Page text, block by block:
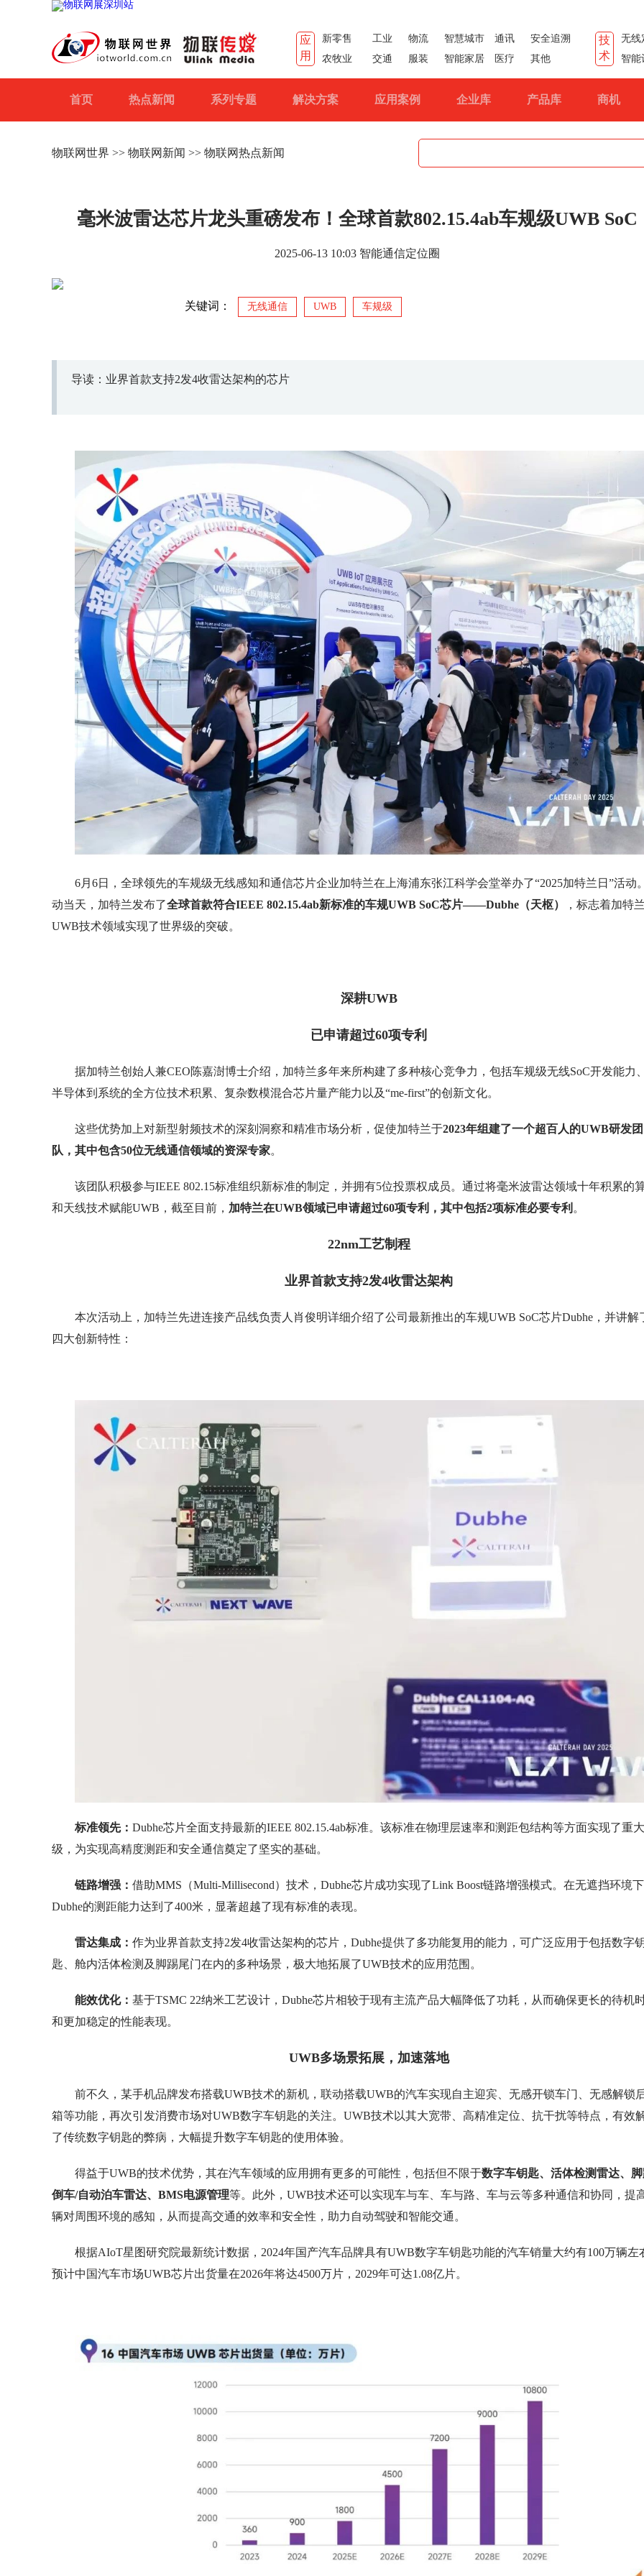
应
用
新零售 工业 物流 智慧城市 通讯
安全追溯
农牧业
交通 服装 智能家居 医疗 其他
技
术
无线
智能
首页 热点新闻 系列专题 解决方案 应用案例 企业库 产品库 商机
物联网世界 >> 物联网新闻 >> 物联网热点新闻
毫米波雷达芯片龙头重磅发布！全球首款802.15.4ab车规级UWB SoC
2025-06-13 10:03 智能通信定位圈
关键词： 无线通信 UWB 车规级
导读：业界首款支持2发4收雷达架构的芯片
6月6日，全球领先的车规级无线感知和通信芯片企业加特兰在上海浦东张江科学会堂举办了“2025加特兰日”活动
动当天，加特兰发布了全球首款符合IEEE 802.15.4ab新标准的车规UWB SoC芯片——Dubhe（天枢）
，标志着加特
UWB技术领域实现了世界级的突破。
深耕UWB
已申请超过60项专利
据加特兰创始人兼CEO陈嘉澍博士介绍，加特兰多年来所构建了多种核心竞争力，包括车规级无线SoC开发能力
半导体到系统的全方位技术积累、复杂数模混合芯片量产能力以及“me-first”的创新文化。
这些优势加上对新型射频技术的深刻洞察和精准市场分析，促使加特兰于2023年组建了一个超百人的UWB研发团
队，其中包含50位无线通信领域的资深专家。
该团队积极参与IEEE 802.15标准组织新标准的制定，并拥有5位投票权成员。通过将毫米波雷达领域十年积累的
和天线技术赋能UWB，截至目前， 加特兰在UWB领域已申请超过60项专利，其中包括2项标准必要专利 。
22nm工艺制程
业界首款支持2发4收雷达架构
本次活动上，加特兰先进连接产品线负责人肖俊明详细介绍了公司最新推出的车规UWB SoC芯片Dubhe，并讲解
四大创新特性：
标准领先： Dubhe芯片全面支持最新的IEEE 802.15.4ab标准。该标准在物理层速率和测距包结构等方面实现了重
级，为实现高精度测距和安全通信奠定了坚实的基础。
链路增强： 借助MMS（Multi-Millisecond）技术，Dubhe芯片成功实现了Link Boost链路增强模式。在无遮挡环境
Dubhe的测距能力达到了400米，显著超越了现有标准的表现。
雷达集成： 作为业界首款支持2发4收雷达架构的芯片，Dubhe提供了多功能复用的能力，可广泛应用于包括数字
匙、舱内活体检测及脚踢尾门在内的多种场景，极大地拓展了UWB技术的应用范围。
能效优化： 基于TSMC 22纳米工艺设计，Dubhe芯片相较于现有主流产品大幅降低了功耗，从而确保更长的待机
和更加稳定的性能表现。
UWB多场景拓展，加速落地
前不久，某手机品牌发布搭载UWB技术的新机，联动搭载UWB的汽车实现自主迎宾、无感开锁车门、无感解锁
箱等功能，再次引发消费市场对UWB数字车钥匙的关注。UWB技术以其大宽带、高精准定位、抗干扰等特点，有效
了传统数字钥匙的弊病，大幅提升数字车钥匙的使用体验。
得益于UWB的技术优势，其在汽车领域的应用拥有更多的可能性，包括但不限于数字车钥匙、活体检测雷达、
倒车/自动泊车雷达、BMS电源管理等。此外，UWB技术还可以实现车与车、车与路、车与云等多种通信和协同，提
辆对周围环境的感知，从而提高交通的效率和安全性，助力自动驾驶和智能交通。
根据AIoT星图研究院最新统计数据，2024年国产汽车品牌具有UWB数字车钥匙功能的汽车销量大约有100万辆左
预计中国汽车市场UWB芯片出货量在2026年将达4500万片，2029年可达1.08亿片。